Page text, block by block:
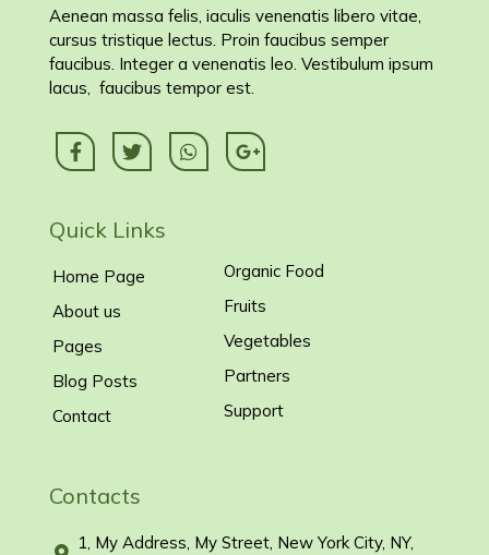
Aenean massa felis, iaculis venenatis libero vitae,
cursus tristique lectus. Proin faucibus semper
faucibus. Integer a venenatis leo. Vestibulum ipsum
lacus, faucibus tempor est.
Quick Links
Home Page
About us
Pages
Blog Posts
Contact
Organic Food
Fruits
Vegetables
Partners
Support
Contacts
1, My Address, My Street, New York City, NY,